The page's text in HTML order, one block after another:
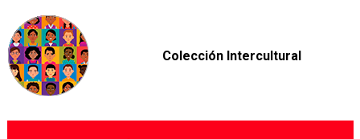
Colección Intercultural